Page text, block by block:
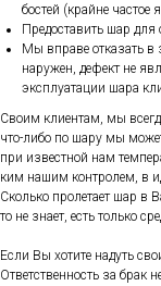
бос­тей (край­не час­тое
Пре­дос­та­вить шар для
Мы впра­ве от­ка­зать в
на­ружен, де­фект не
экс­плу­ата­ции ша­ра
Сво­им кли­ен­там, мы
что-ли­бо по ша­ру мы
при из­вес­тной нам
ким на­шим кон­тро­лем, в
Сколь­ко про­лета­ет шар
то не зна­ет, есть толь­ко
Ес­ли Вы хо­тите на­дуть
От­ветс­твен­ность за брак